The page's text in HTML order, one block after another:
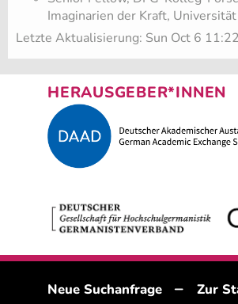
Imaginarien der Kraft,
Letzte Aktualisierung: Sun Oct 6
HERAUSGEBER*INNEN
Neue Suchanfrage – Zur